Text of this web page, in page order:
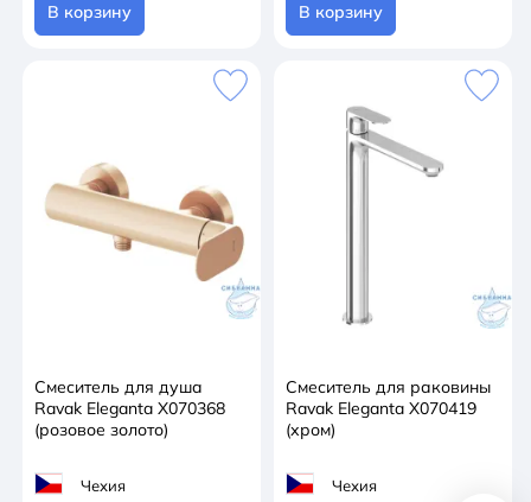
В корзину В корзину
Смеситель для душа
Ravak Eleganta X070368
(розовое золото)
Чехия
Смеситель для раковины
Ravak Eleganta X070419
(хром)
Чехия